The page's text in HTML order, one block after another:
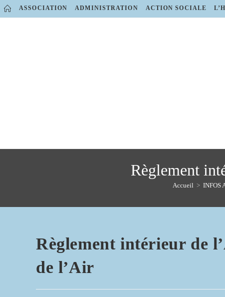
Skip
to
ASSOCIATION ADMINISTRATION ACTION SOCIALE
Règlement
Accueil > INFOS
Règlement intérieur de
de l’Air